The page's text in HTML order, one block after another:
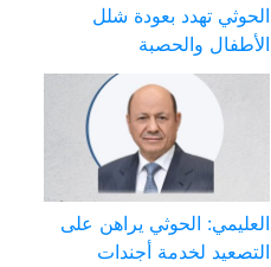
الحوثي تهدد بعودة شلل
الأطفال والحصبة
العليمي: الحوثي يراهن على
التصعيد لخدمة أجندات